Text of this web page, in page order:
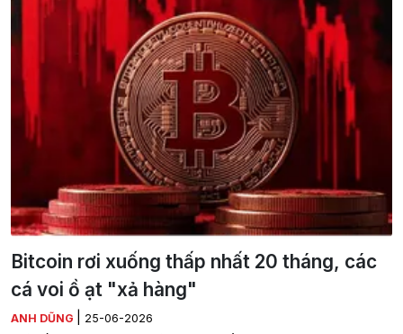
Bitcoin rơi xuống thấp nhất 20 tháng, các
cá voi ồ ạt "xả hàng"
ANH DŨNG 25-06-2026